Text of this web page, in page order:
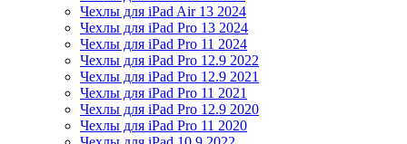
Чехлы для iPad Air 13 2024
Чехлы для iPad Pro 13 2024
Чехлы для iPad Pro 11 2024
Чехлы для iPad Pro 12.9 2022
Чехлы для iPad Pro 12.9 2021
Чехлы для iPad Pro 11 2021
Чехлы для iPad Pro 12.9 2020
Чехлы для iPad Pro 11 2020